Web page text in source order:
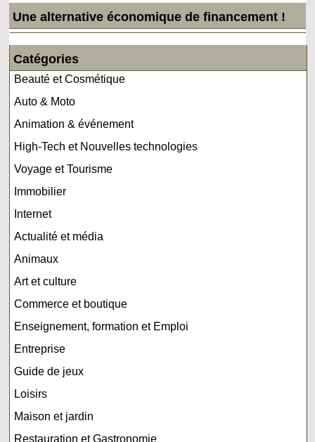
Une alternative économique de financement !
Catégories
Beauté et Cosmétique
Auto & Moto
Animation & événement
High-Tech et Nouvelles technologies
Voyage et Tourisme
Immobilier
Internet
Actualité et média
Animaux
Art et culture
Commerce et boutique
Enseignement, formation et Emploi
Entreprise
Guide de jeux
Loisirs
Maison et jardin
Restauration et Gastronomie